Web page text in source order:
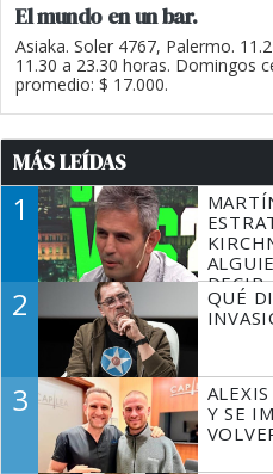
El mundo en un bar.
Asiaka. Soler 4767, Palermo.
11.30 a 23.30 horas. Domingos
promedio: $ 17.000.
MÁS LEÍDAS
1
DECIR
TIENE
2
QUÉ
3
Y SE